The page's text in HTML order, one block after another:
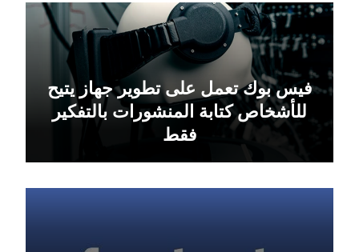
فيس بوك تعمل على تطوير جهاز يتيح
للأشخاص كتابة المنشورات بالتفكير
فقط